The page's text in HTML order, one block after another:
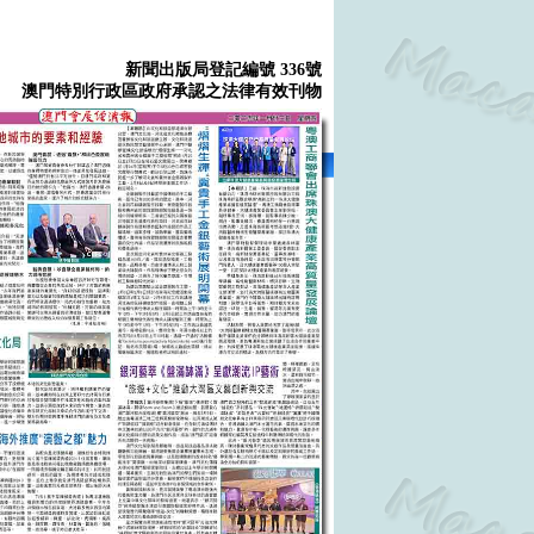
新聞出版局登記編號 336號
澳門特別行政區政府承認之法律有效刊物